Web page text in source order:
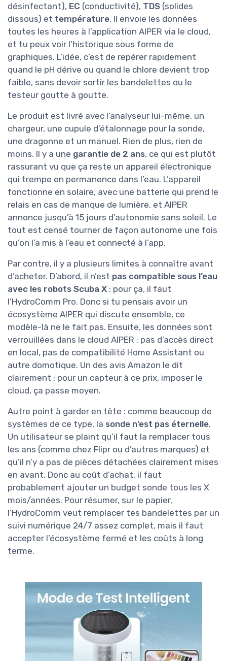
désinfectant), EC (conductivité), TDS (solides
dissous) et température. Il envoie les données
toutes les heures à l’application AIPER via le cloud,
et tu peux voir l’historique sous forme de
graphiques. L’idée, c’est de repérer rapidement
quand le pH dérive ou quand le chlore devient trop
faible, sans devoir sortir les bandelettes ou le
testeur goutte à goutte.
Le produit est livré avec l’analyseur lui-même, un
chargeur, une cupule d’étalonnage pour la sonde,
une dragonne et un manuel. Rien de plus, rien de
moins. Il y a une garantie de 2 ans, ce qui est plutôt
rassurant vu que ça reste un appareil électronique
qui trempe en permanence dans l’eau. L’appareil
fonctionne en solaire, avec une batterie qui prend le
relais en cas de manque de lumière, et AIPER
annonce jusqu’à 15 jours d’autonomie sans soleil. Le
tout est censé tourner de façon autonome une fois
qu’on l’a mis à l’eau et connecté à l’app.
Par contre, il y a plusieurs limites à connaître avant
d’acheter. D’abord, il n’est pas compatible sous l’eau
avec les robots Scuba X : pour ça, il faut
l’HydroComm Pro. Donc si tu pensais avoir un
écosystème AIPER qui discute ensemble, ce
modèle-là ne le fait pas. Ensuite, les données sont
verrouillées dans le cloud AIPER : pas d’accès direct
en local, pas de compatibilité Home Assistant ou
autre domotique. Un des avis Amazon le dit
clairement : pour un capteur à ce prix, imposer le
cloud, ça passe moyen.
Autre point à garder en tête : comme beaucoup de
systèmes de ce type, la sonde n’est pas éternelle.
Un utilisateur se plaint qu’il faut la remplacer tous
les ans (comme chez Flipr ou d’autres marques) et
qu’il n’y a pas de pièces détachées clairement mises
en avant. Donc au coût d’achat, il faut
probablement ajouter un budget sonde tous les X
mois/années. Pour résumer, sur le papier,
l’HydroComm veut remplacer tes bandelettes par un
suivi numérique 24/7 assez complet, mais il faut
accepter l’écosystème fermé et les coûts à long
terme.